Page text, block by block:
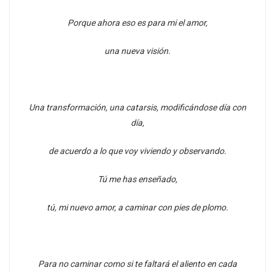
Porque ahora eso es para mi el amor,
una nueva visión.
Una transformación, una catarsis, modificándose día con
día,
de acuerdo a lo que voy viviendo y observando.
Tú me has enseñado,
tú, mi nuevo amor, a caminar con pies de plomo.
Para no caminar como si te faltará el aliento en cada